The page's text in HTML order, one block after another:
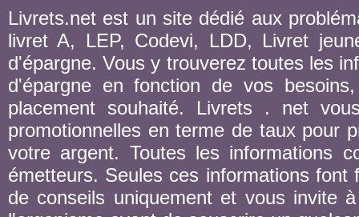
Livrets.net est un site dédié aux
livret A, LEP, Codevi, LDD, Livret
d'épargne. Vous y trouverez toutes les
d'épargne en fonction de vos
placement souhaité. Livrets . net
promotionnelles en terme de taux pour
votre argent. Toutes les informations
émetteurs. Seules ces informations
de conseils uniquement et vous invite